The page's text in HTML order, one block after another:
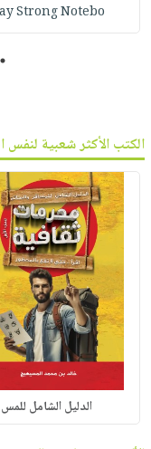
Strong Notebo
1
الكتب الأكثر شعبية لنفس
الدليل الشامل للمس